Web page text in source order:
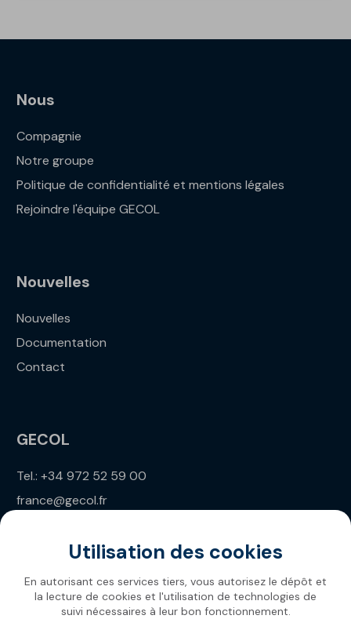
Nous
Compagnie
Notre groupe
Politique de confidentialité et mentions légales
Rejoindre l'équipe GECOL
Nouvelles
Nouvelles
Documentation
Contact
GECOL
Tel.: +34 972 52 59 00
france@gecol.fr
Utilisation des cookies
En autorisant ces services tiers, vous autorisez le dépôt et
la lecture de cookies et l'utilisation de technologies de
suivi nécessaires à leur bon fonctionnement.